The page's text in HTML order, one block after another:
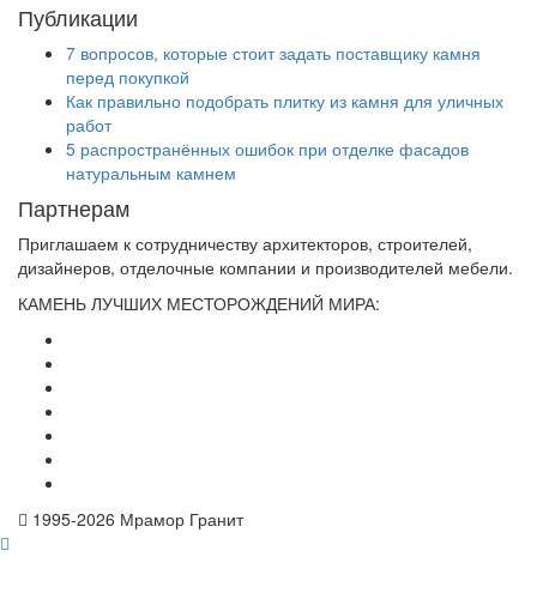
Публикации
7 вопросов, которые стоит задать поставщику камня
перед покупкой
Как правильно подобрать плитку из камня для уличных
работ
5 распространённых ошибок при отделке фасадов
натуральным камнем
Партнерам
Приглашаем к сотрудничеству архитекторов, строителей,
дизайнеров, отделочные компании и производителей мебели.
КАМЕНЬ ЛУЧШИХ МЕСТОРОЖДЕНИЙ МИРА:
1995-2026 Мрамор Гранит